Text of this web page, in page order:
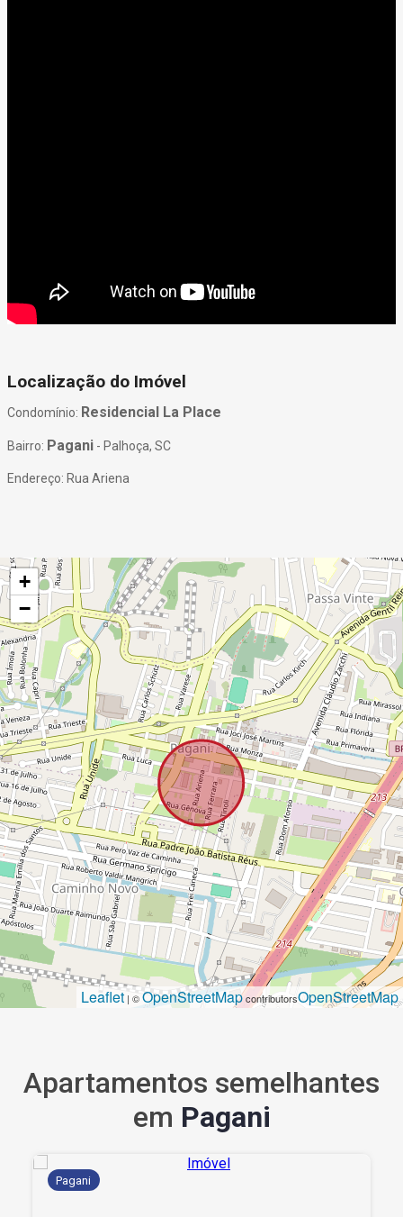
Localização do Imóvel
Condomínio: Residencial La Place
Bairro: Pagani - Palhoça, SC
Endereço: Rua Ariena
+
−
Leaflet | ©OpenStreetMapcontributorsOpenStreetMap
Apartamentos semelhantes
em Pagani
Pagani